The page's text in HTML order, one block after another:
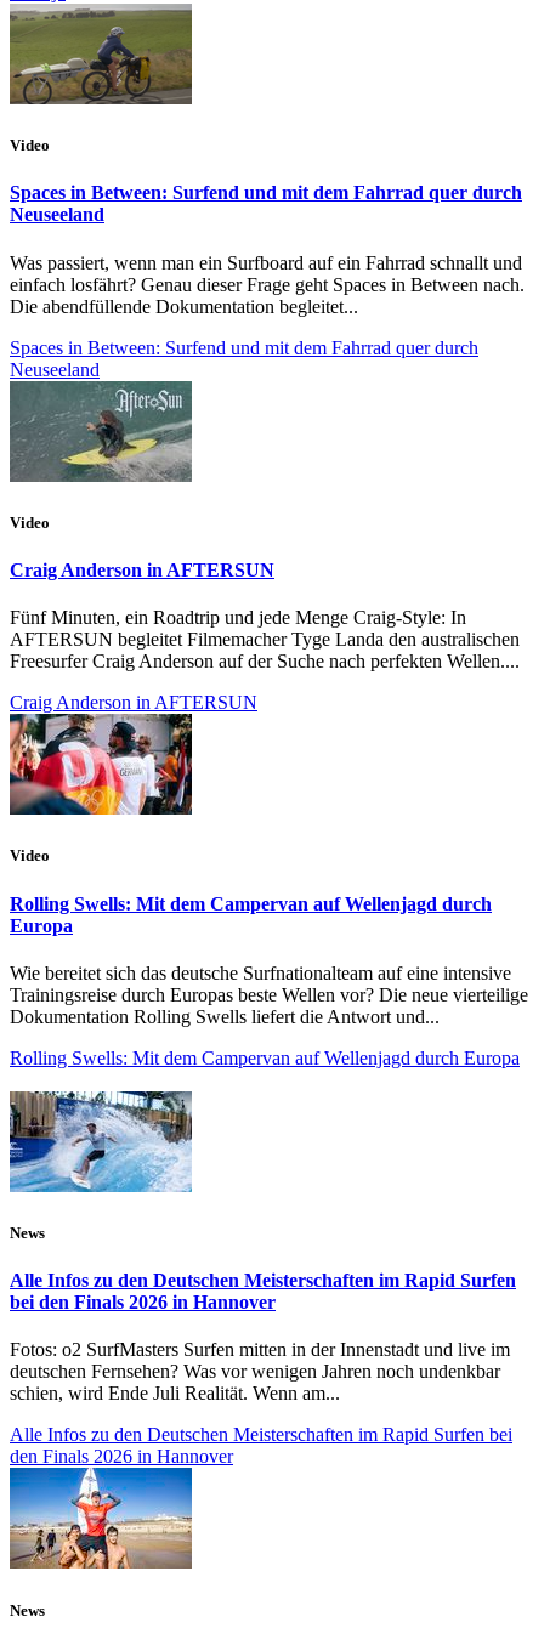
Video
Spaces in Between: Surfend und mit dem Fahrrad quer durch
Neuseeland
Was passiert, wenn man ein Surfboard auf ein Fahrrad schnallt und
einfach losfährt? Genau dieser Frage geht Spaces in Between nach.
Die abendfüllende Dokumentation begleitet...
Spaces in Between: Surfend und mit dem Fahrrad quer durch
Neuseeland
Video
Craig Anderson in AFTERSUN
Fünf Minuten, ein Roadtrip und jede Menge Craig-Style: In
AFTERSUN begleitet Filmemacher Tyge Landa den australischen
Freesurfer Craig Anderson auf der Suche nach perfekten Wellen....
Craig Anderson in AFTERSUN
Video
Rolling Swells: Mit dem Campervan auf Wellenjagd durch
Europa
Wie bereitet sich das deutsche Surfnationalteam auf eine intensive
Trainingsreise durch Europas beste Wellen vor? Die neue vierteilige
Dokumentation Rolling Swells liefert die Antwort und...
Rolling Swells: Mit dem Campervan auf Wellenjagd durch Europa
News
Alle Infos zu den Deutschen Meisterschaften im Rapid Surfen
bei den Finals 2026 in Hannover
Fotos: o2 SurfMasters Surfen mitten in der Innenstadt und live im
deutschen Fernsehen? Was vor wenigen Jahren noch undenkbar
schien, wird Ende Juli Realität. Wenn am...
Alle Infos zu den Deutschen Meisterschaften im Rapid Surfen bei
den Finals 2026 in Hannover
News